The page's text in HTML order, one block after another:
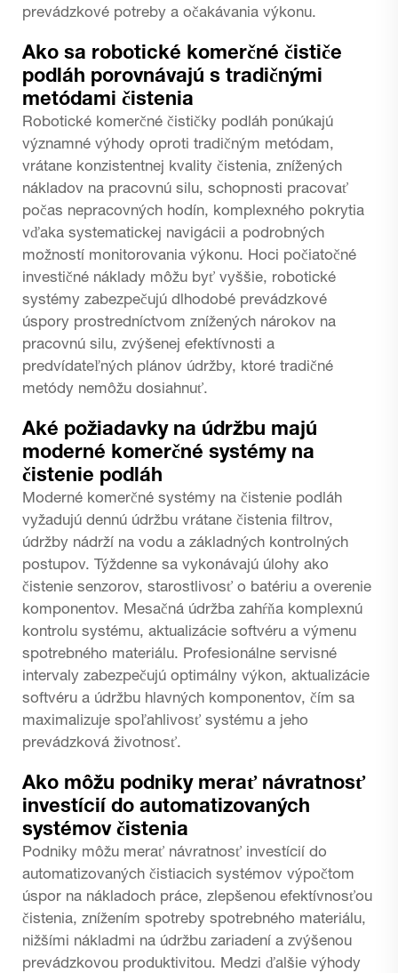
prevádzkové potreby a očakávania výkonu.
Ako sa robotické komerčné čističe
podláh porovnávajú s tradičnými
metódami čistenia
Robotické komerčné čističky podláh ponúkajú
významné výhody oproti tradičným metódam,
vrátane konzistentnej kvality čistenia, znížených
nákladov na pracovnú silu, schopnosti pracovať
počas nepracovných hodín, komplexného pokrytia
vďaka systematickej navigácii a podrobných
možností monitorovania výkonu. Hoci počiatočné
investičné náklady môžu byť vyššie, robotické
systémy zabezpečujú dlhodobé prevádzkové
úspory prostredníctvom znížených nárokov na
pracovnú silu, zvýšenej efektívnosti a
predvídateľných plánov údržby, ktoré tradičné
metódy nemôžu dosiahnuť.
Aké požiadavky na údržbu majú
moderné komerčné systémy na
čistenie podláh
Moderné komerčné systémy na čistenie podláh
vyžadujú dennú údržbu vrátane čistenia filtrov,
údržby nádrží na vodu a základných kontrolných
postupov. Týždenne sa vykonávajú úlohy ako
čistenie senzorov, starostlivosť o batériu a overenie
komponentov. Mesačná údržba zahŕňa komplexnú
kontrolu systému, aktualizácie softvéru a výmenu
spotrebného materiálu. Profesionálne servisné
intervaly zabezpečujú optimálny výkon, aktualizácie
softvéru a údržbu hlavných komponentov, čím sa
maximalizuje spoľahlivosť systému a jeho
prevádzková životnosť.
Ako môžu podniky merať návratnosť
investícií do automatizovaných
systémov čistenia
Podniky môžu merať návratnosť investícií do
automatizovaných čistiacich systémov výpočtom
úspor na nákladoch práce, zlepšenou efektívnosťou
čistenia, znížením spotreby spotrebného materiálu,
nižšími nákladmi na údržbu zariadení a zvýšenou
prevádzkovou produktivitou. Medzi ďalšie výhody